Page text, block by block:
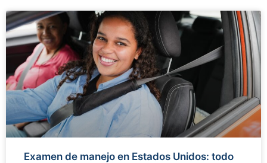
Examen de manejo en Estados Unidos: todo